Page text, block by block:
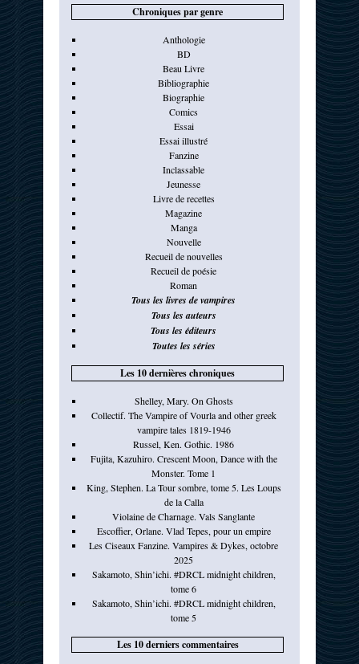
Chroniques par genre
Anthologie
BD
Beau Livre
Bibliographie
Biographie
Comics
Essai
Essai illustré
Fanzine
Inclassable
Jeunesse
Livre de recettes
Magazine
Manga
Nouvelle
Recueil de nouvelles
Recueil de poésie
Roman
Tous les livres de vampires
Tous les auteurs
Tous les éditeurs
Toutes les séries
Les 10 dernières chroniques
Shelley, Mary. On Ghosts
Collectif. The Vampire of Vourla and other greek
vampire tales 1819-1946
Russel, Ken. Gothic. 1986
Fujita, Kazuhiro. Crescent Moon, Dance with the
Monster. Tome 1
King, Stephen. La Tour sombre, tome 5. Les Loups
de la Calla
Violaine de Charnage. Vals Sanglante
Escoffier, Orlane. Vlad Tepes, pour un empire
Les Ciseaux Fanzine. Vampires & Dykes, octobre
2025
Sakamoto, Shin’ichi. #DRCL midnight children,
tome 6
Sakamoto, Shin’ichi. #DRCL midnight children,
tome 5
Les 10 derniers commentaires